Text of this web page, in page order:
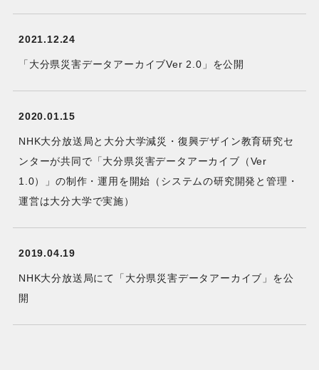
2021.12.24
「大分県災害データアーカイブVer 2.0」を公開
2020.01.15
NHK大分放送局と大分大学減災・復興デザイン教育研究セ
ンターが共同で「大分県災害データアーカイブ（Ver
1.0）」の制作・運用を開始（システムの研究開発と管理・
運営は大分大学で実施）
2019.04.19
NHK大分放送局にて「大分県災害データアーカイブ」を公
開